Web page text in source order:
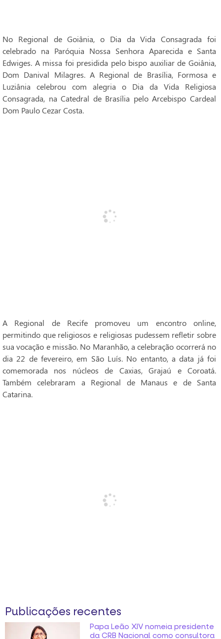
No Regional de Goiânia, o Dia da Vida Consagrada foi
celebrado na Paróquia Nossa Senhora Aparecida e Santa
Edwiges. A missa foi presidida pelo bispo auxiliar de Goiânia,
Dom Danival Milagres. A Regional de Brasília, Formosa e
Luziânia celebrou com alegria o Dia da Vida Religiosa
Consagrada, na Catedral de Brasília pelo Arcebispo Cardeal
Dom Paulo Cezar Costa.
A Regional de Recife promoveu um encontro online,
permitindo que religiosos e religiosas pudessem refletir sobre
sua vocação e missão. No Maranhão, a celebração ocorrerá no
dia 22 de fevereiro, em São Luís. No entanto, a data já foi
comemorada nos núcleos de Caxias, Grajaú e Coroatá.
Também celebraram a Regional de Manaus e de Santa
Catarina.
Publicações recentes
Papa Leão XIV nomeia presidente
da CRB Nacional como consultora